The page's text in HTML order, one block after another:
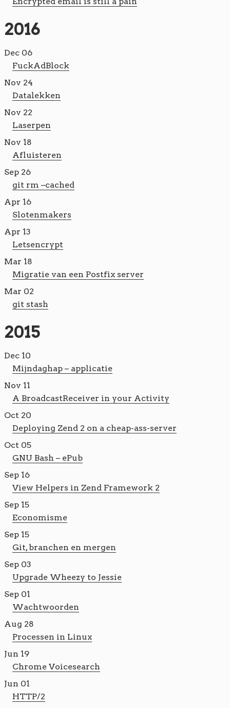
2016
Dec 06
FuckAdBlock
Nov 24
Datalekken
Nov 22
Laserpen
Nov 18
Afluisteren
Sep 26
git rm –cached
Apr 16
Slotenmakers
Apr 13
Letsencrypt
Mar 18
Migratie van een Postfix server
Mar 02
git stash
2015
Dec 10
Mijndaghap – applicatie
Nov 11
A BroadcastReceiver in your Activity
Oct 20
Deploying Zend 2 on a cheap-ass-server
Oct 05
GNU Bash – ePub
Sep 16
View Helpers in Zend Framework 2
Sep 15
Economisme
Sep 15
Git, branchen en mergen
Sep 03
Upgrade Wheezy to Jessie
Sep 01
Wachtwoorden
Aug 28
Processen in Linux
Jun 19
Chrome Voicesearch
Jun 01
HTTP/2